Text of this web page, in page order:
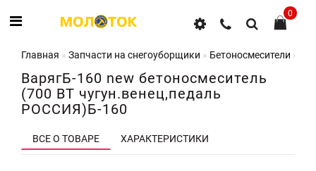
0
Главная Запчасти на снегоуборщики Бетоносмесители
ВарягБ-160 new бетоносмеситель
(700 ВТ чугун.венец,педаль
РОССИЯ)Б-160
ВСЕ О ТОВАРЕ ХАРАКТЕРИСТИКИ